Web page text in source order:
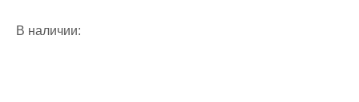
В наличии: